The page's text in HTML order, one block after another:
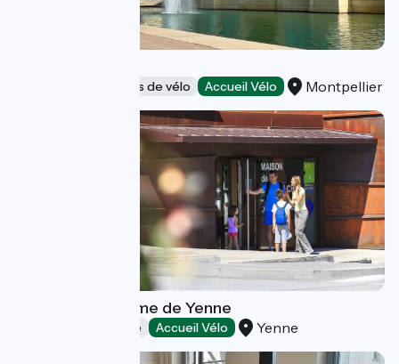
Loueurs/réparateurs de vélo Accueil Vélo Montpellier
Office de Tourisme de Yenne
Offices de Tourisme Accueil Vélo Yenne